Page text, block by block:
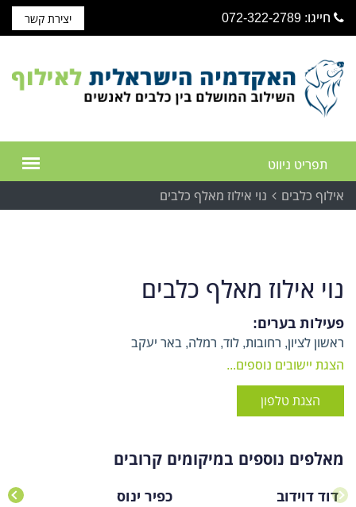
חייגו: 072-322-2789 יצירת קשר
אילוף כלבים נוי אילוז מאלף כלבים
נוי אילוז מאלף כלבים
פעילות בערים:
ראשון לציון, רחובות, לוד, רמלה, באר יעקב
הצגת יישובים נוספים...
הצגת טלפון
מאלפים נוספים במיקומים קרובים
כפיר ינוס דוד דוידוב